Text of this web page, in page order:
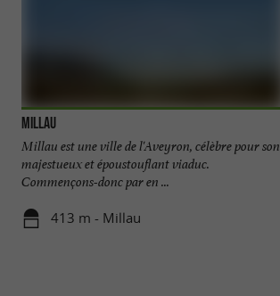
Millau
Millau est une ville de l'Aveyron, célèbre pour son
majestueux et époustouflant viaduc.
Commençons-donc par en ...
413 m - Millau